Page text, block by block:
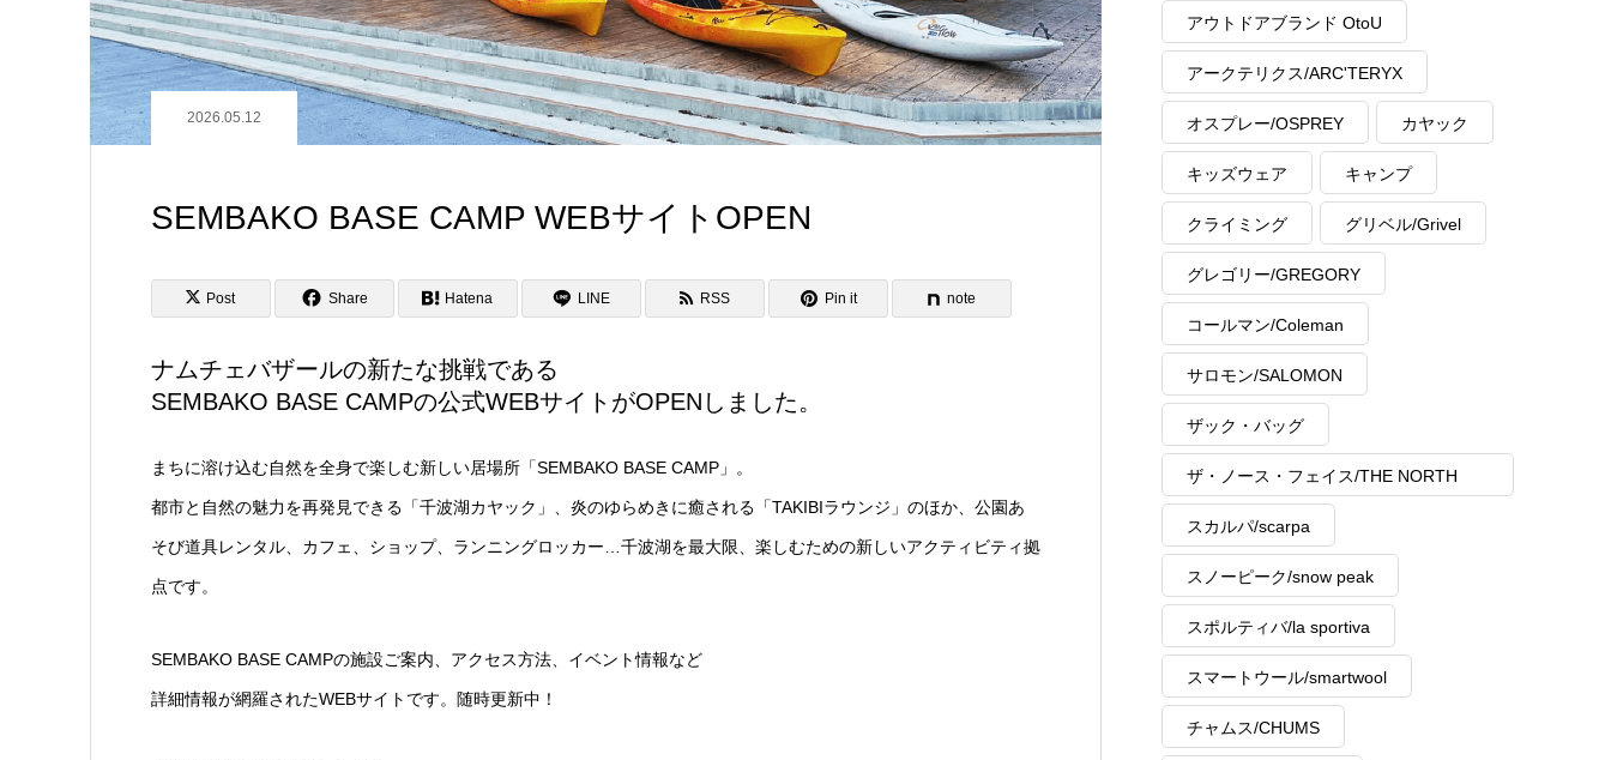
2026.05.12
SEMBAKO BASE CAMP WEBサイトOPEN
Post Share Hatena LINE RSS Pin it note
ナムチェバザールの新たな挑戦である
SEMBAKO BASE CAMPの公式WEBサイトがOPENしました。
まちに溶け込む自然を全身で楽しむ新しい居場所「SEMBAKO BASE CAMP」。
都市と自然の魅力を再発見できる「千波湖カヤック」、炎のゆらめきに癒される「TAKIBIラウンジ」のほか、公園あ
そび道具レンタル、カフェ、ショップ、ランニングロッカー…千波湖を最大限、楽しむための新しいアクティビティ拠
点です。
SEMBAKO BASE CAMPの施設ご案内、アクセス方法、イベント情報など
詳細情報が網羅されたWEBサイトです。随時更新中！
アウトドアブランド OtoU
アークテリクス/ARC'TERYX
オスプレー/OSPREY カヤック
キッズウェア キャンプ
クライミング グリベル/Grivel
グレゴリー/GREGORY
コールマン/Coleman
サロモン/SALOMON
ザック・バッグ
ザ・ノース・フェイス/THE NORTH
FACE
スカルパ/scarpa
スノーピーク/snow peak
スポルティバ/la sportiva
スマートウール/smartwool
チャムス/CHUMS